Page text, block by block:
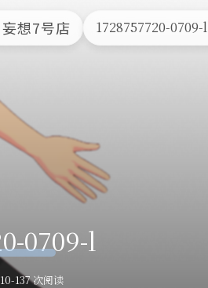
妄想7号店 1728757720-0709-l
0709-l
137 次阅读